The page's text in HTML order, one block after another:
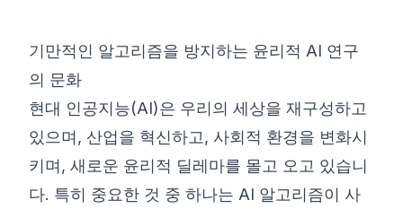
🇰🇷
©2026 8200 사이버 부트캠프
기만적인 알고리즘을 방지하는 윤리적 AI 연구
의 문화
현대 인공지능(AI)은 우리의 세상을 재구성하고
있으며, 산업을 혁신하고, 사회적 환경을 변화시
키며, 새로운 윤리적 딜레마를 몰고 오고 있습니
다. 특히 중요한 것 중 하나는 AI 알고리즘이 사